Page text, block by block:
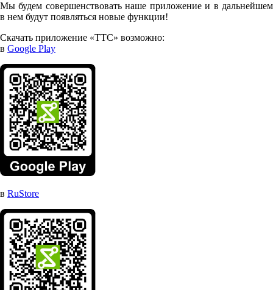
Мы будем совершенствовать наше приложение и в дальнейшем
в нем будут появляться новые функции!
Скачать приложение «ТТС» возможно:
в Google Play
в RuStore